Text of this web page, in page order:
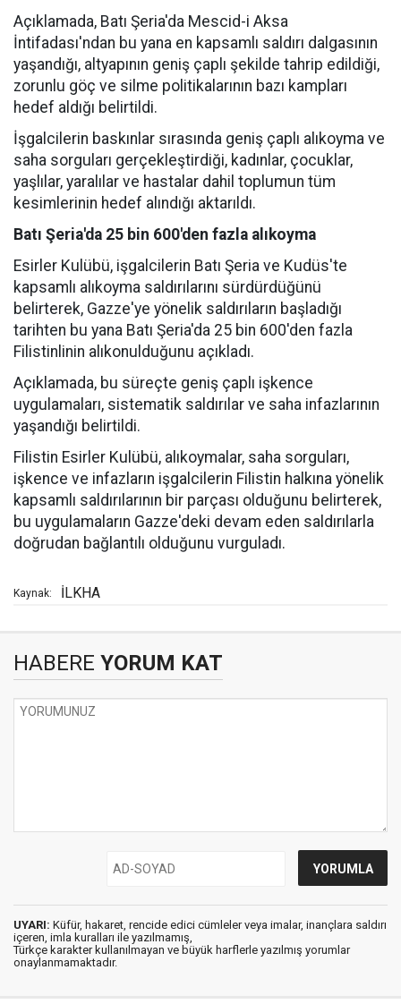
Açıklamada, Batı Şeria'da Mescid-i Aksa
İntifadası'ndan bu yana en kapsamlı saldırı dalgasının
yaşandığı, altyapının geniş çaplı şekilde tahrip edildiği,
zorunlu göç ve silme politikalarının bazı kampları
hedef aldığı belirtildi.
İşgalcilerin baskınlar sırasında geniş çaplı alıkoyma ve
saha sorguları gerçekleştirdiği, kadınlar, çocuklar,
yaşlılar, yaralılar ve hastalar dahil toplumun tüm
kesimlerinin hedef alındığı aktarıldı.
Batı Şeria'da 25 bin 600'den fazla alıkoyma
Esirler Kulübü, işgalcilerin Batı Şeria ve Kudüs'te
kapsamlı alıkoyma saldırılarını sürdürdüğünü
belirterek, Gazze'ye yönelik saldırıların başladığı
tarihten bu yana Batı Şeria'da 25 bin 600'den fazla
Filistinlinin alıkonulduğunu açıkladı.
Açıklamada, bu süreçte geniş çaplı işkence
uygulamaları, sistematik saldırılar ve saha infazlarının
yaşandığı belirtildi.
Filistin Esirler Kulübü, alıkoymalar, saha sorguları,
işkence ve infazların işgalcilerin Filistin halkına yönelik
kapsamlı saldırılarının bir parçası olduğunu belirterek,
bu uygulamaların Gazze'deki devam eden saldırılarla
doğrudan bağlantılı olduğunu vurguladı.
Kaynak: İLKHA
HABERE YORUM KAT
UYARI: Küfür, hakaret, rencide edici cümleler veya imalar, inançlara saldırı
içeren, imla kuralları ile yazılmamış,
Türkçe karakter kullanılmayan ve büyük harflerle yazılmış yorumlar
onaylanmamaktadır.